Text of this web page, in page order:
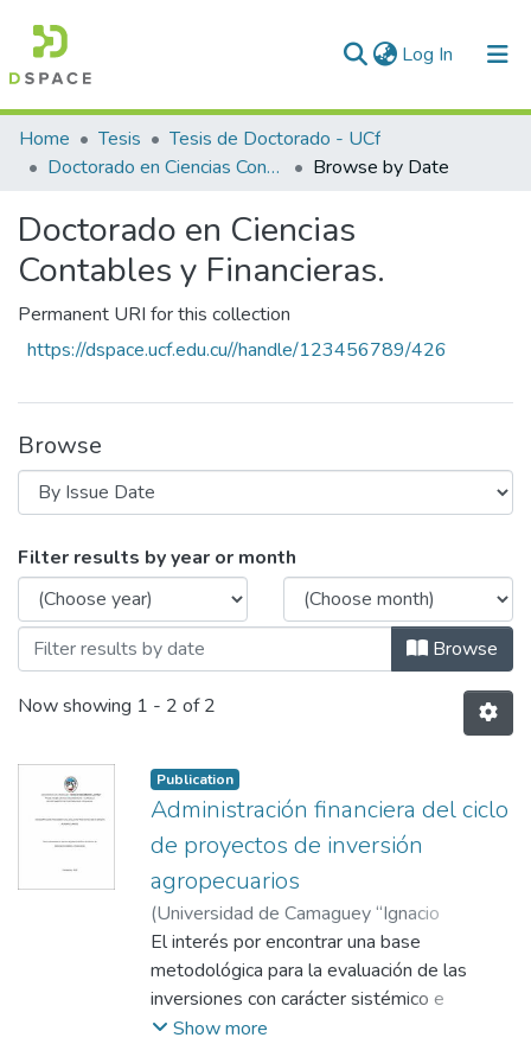
Log In (current)
Communities & Collections
All of DSpace
Home Tesis
Tesis de Doctorado - UCf
Doctorado en Ciencias Contables y Financieras.
Browse by Date
Doctorado en Ciencias
Contables y Financieras.
Permanent URI for this collection
https://dspace.ucf.edu.cu//handle/123456789/426
Browse
Browsing Doctorado en Ciencias
Filter results by year or month
Browse
Now showing 1 - 2 of 2
Publication
Administración financiera del ciclo
de proyectos de inversión
agropecuarios
(Universidad de Camaguey “Ignacio
Agramonte Loynaz”, Facultad de Ciencias
Económicas y Jurídicas, Departamento de
Contabilidad y Finanzas,2016)Mata Varela,
Milagros de la Caridad
El interés por encontrar una base
metodológica para la evaluación de las
inversiones con carácter sistémico e
integral, es preocupación constante en
Show more